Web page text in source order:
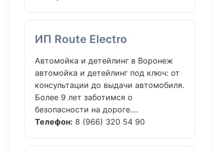
ИП Route Electro
Автомойка и детейлинг в Воронеж
автомойка и детейлинг под ключ: от
консультации до выдачи автомобиля.
Более 9 лет заботимся о
безопасности на дороге....
Телефон: 8 (966) 320 54 90